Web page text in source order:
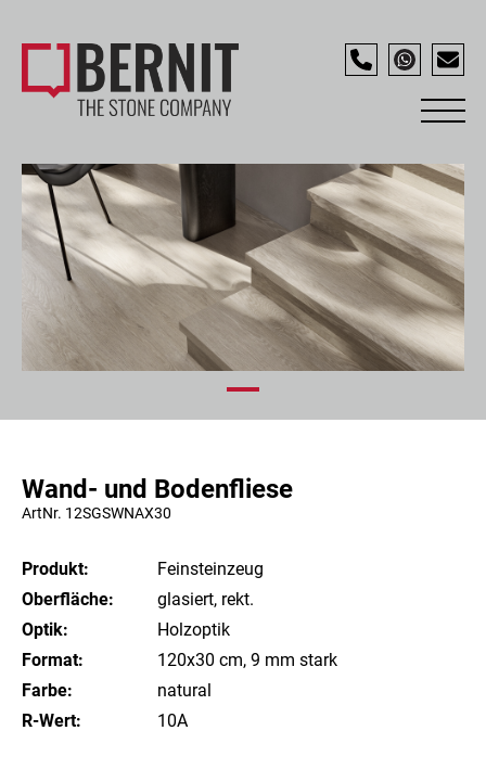
Wand- und Bodenfliese
ArtNr. 12SGSWNAX30
Produkt:
Feinsteinzeug
Oberfläche:
glasiert, rekt.
Optik:
Holzoptik
Format:
120x30 cm, 9 mm stark
Farbe:
natural
R-Wert:
10A